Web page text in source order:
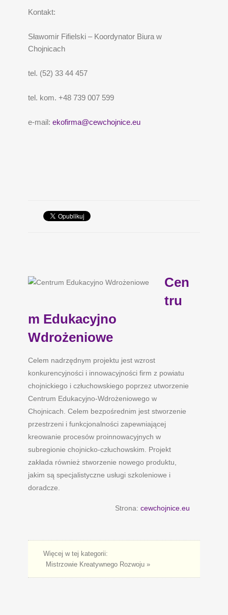
Kontakt:
Sławomir Fifielski – Koordynator Biura w
Chojnicach
tel. (52) 33 44 457
tel. kom. +48 739 007 599
e-mail:ekofirma@cewchojnice.eu
Cen
tru
m Edukacyjno
Wdrożeniowe
Celem nadrzędnym projektu jest wzrost
konkurencyjności i innowacyjności firm z powiatu
chojnickiego i człuchowskiego poprzez utworzenie
Centrum Edukacyjno-Wdrożeniowego w
Chojnicach. Celem bezpośrednim jest stworzenie
przestrzeni i funkcjonalności zapewniającej
kreowanie procesów proinnowacyjnych w
subregionie chojnicko-człuchowskim. Projekt
zakłada również stworzenie nowego produktu,
jakim są specjalistyczne usługi szkoleniowe i
doradcze.
Strona: cewchojnice.eu
Więcej w tej kategorii:
Mistrzowie Kreatywnego Rozwoju »